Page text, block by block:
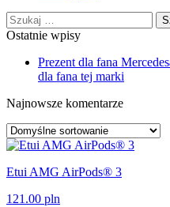
Szukaj:
Ostatnie wpisy
Prezent dla fana
dla fana tej marki
Najnowsze komentarze
Etui AMG AirPods® 3
121.00 pln